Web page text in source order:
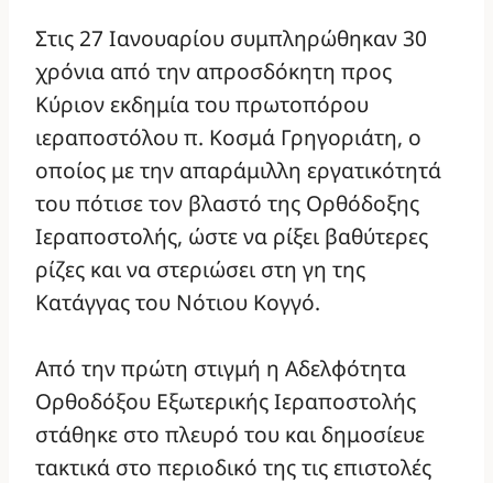
Στις 27 Ιανουαρίου συμπληρώθηκαν 30
χρόνια από την απροσδόκητη προς
Κύριον εκδημία του πρωτοπόρου
ιεραποστόλου π. Κοσμά Γρηγοριάτη, ο
οποίος με την απαράμιλλη εργατικότητά
του πότισε τον βλαστό της Ορθόδοξης
Ιεραποστολής, ώστε να ρίξει βαθύτερες
ρίζες και να στεριώσει στη γη της
Κατάγγας του Νότιου Κογγό.
Από την πρώτη στιγμή η Αδελφότητα
Ορθοδόξου Εξωτερικής Ιεραποστολής
στάθηκε στο πλευρό του και δημοσίευε
τακτικά στο περιοδικό της τις επιστολές